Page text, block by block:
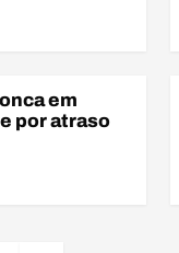
em
por atraso